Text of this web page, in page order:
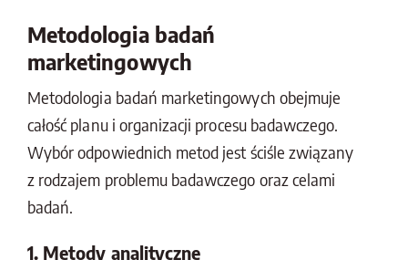
Metodologia badań
marketingowych
Metodologia badań marketingowych obejmuje
całość planu i organizacji procesu badawczego.
Wybór odpowiednich metod jest ściśle związany
z rodzajem problemu badawczego oraz celami
badań.
1. Metody analityczne